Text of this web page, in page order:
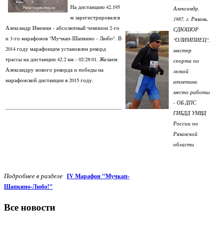
Александр,
1987, г. Рязань,
СДЮШОР
"ОЛИМПИЕЦ",
мастер
спорта по
легкой
атлетике,
место работы
- ОБ ДПС
ГИБДД УМВД
России по
Рязанской
области
На дистанцию 42.195
м зарегистрировался
Александр Именин - абсолютный чемпион 2-го
и 3-го марафонов "Мучкап-Шапкино - Любо". В
2014 году марафонцем установлен рекорд
трассы на дистанции 42.2 км - 02:28:01. Желаем
Александру нового рекорда и победы на
марафонской дистанции в 2015 году.
Подробнее в разделе IV Марафон "Мучкап-
Шапкино-Любо!"
Все новости